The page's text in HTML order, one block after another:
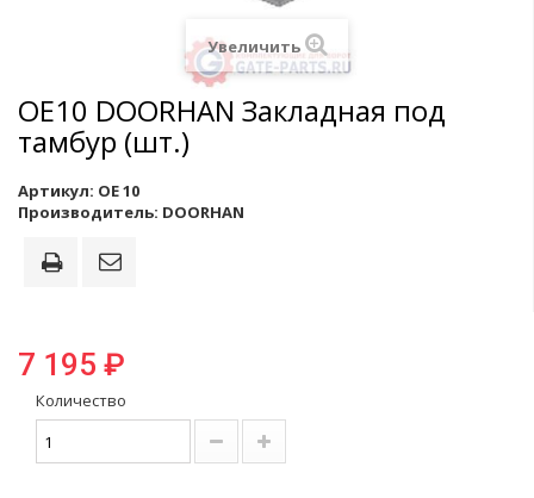
Увеличить
ОЕ10 DOORHAN Закладная под
тамбур (шт.)
Артикул: ОЕ 10
Производитель: DOORHAN
7 195 ₽
Количество